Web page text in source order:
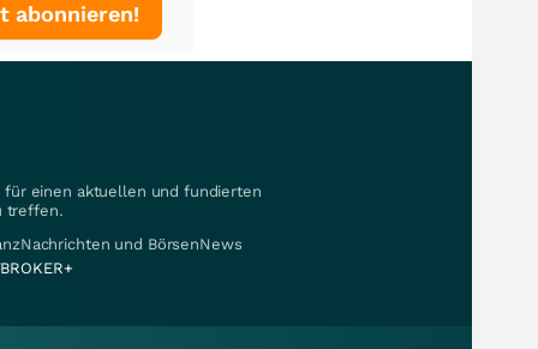
abonnieren!
für einen aktuellen und fundierten
treffen.
und BörsenNews